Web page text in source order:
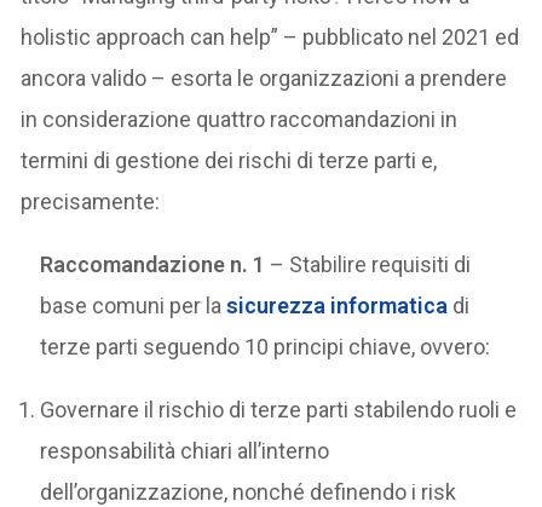
holistic approach can help” – pubblicato nel 2021 ed
ancora valido – esorta le organizzazioni a prendere
in considerazione quattro raccomandazioni in
termini di gestione dei rischi di terze parti e,
precisamente:
Raccomandazione n. 1 – Stabilire requisiti di
base comuni per lasicurezza informatica di
terze parti seguendo 10 principi chiave, ovvero:
Governare il rischio di terze parti stabilendo ruoli e
responsabilità chiari all’interno
dell’organizzazione, nonché definendo i risk